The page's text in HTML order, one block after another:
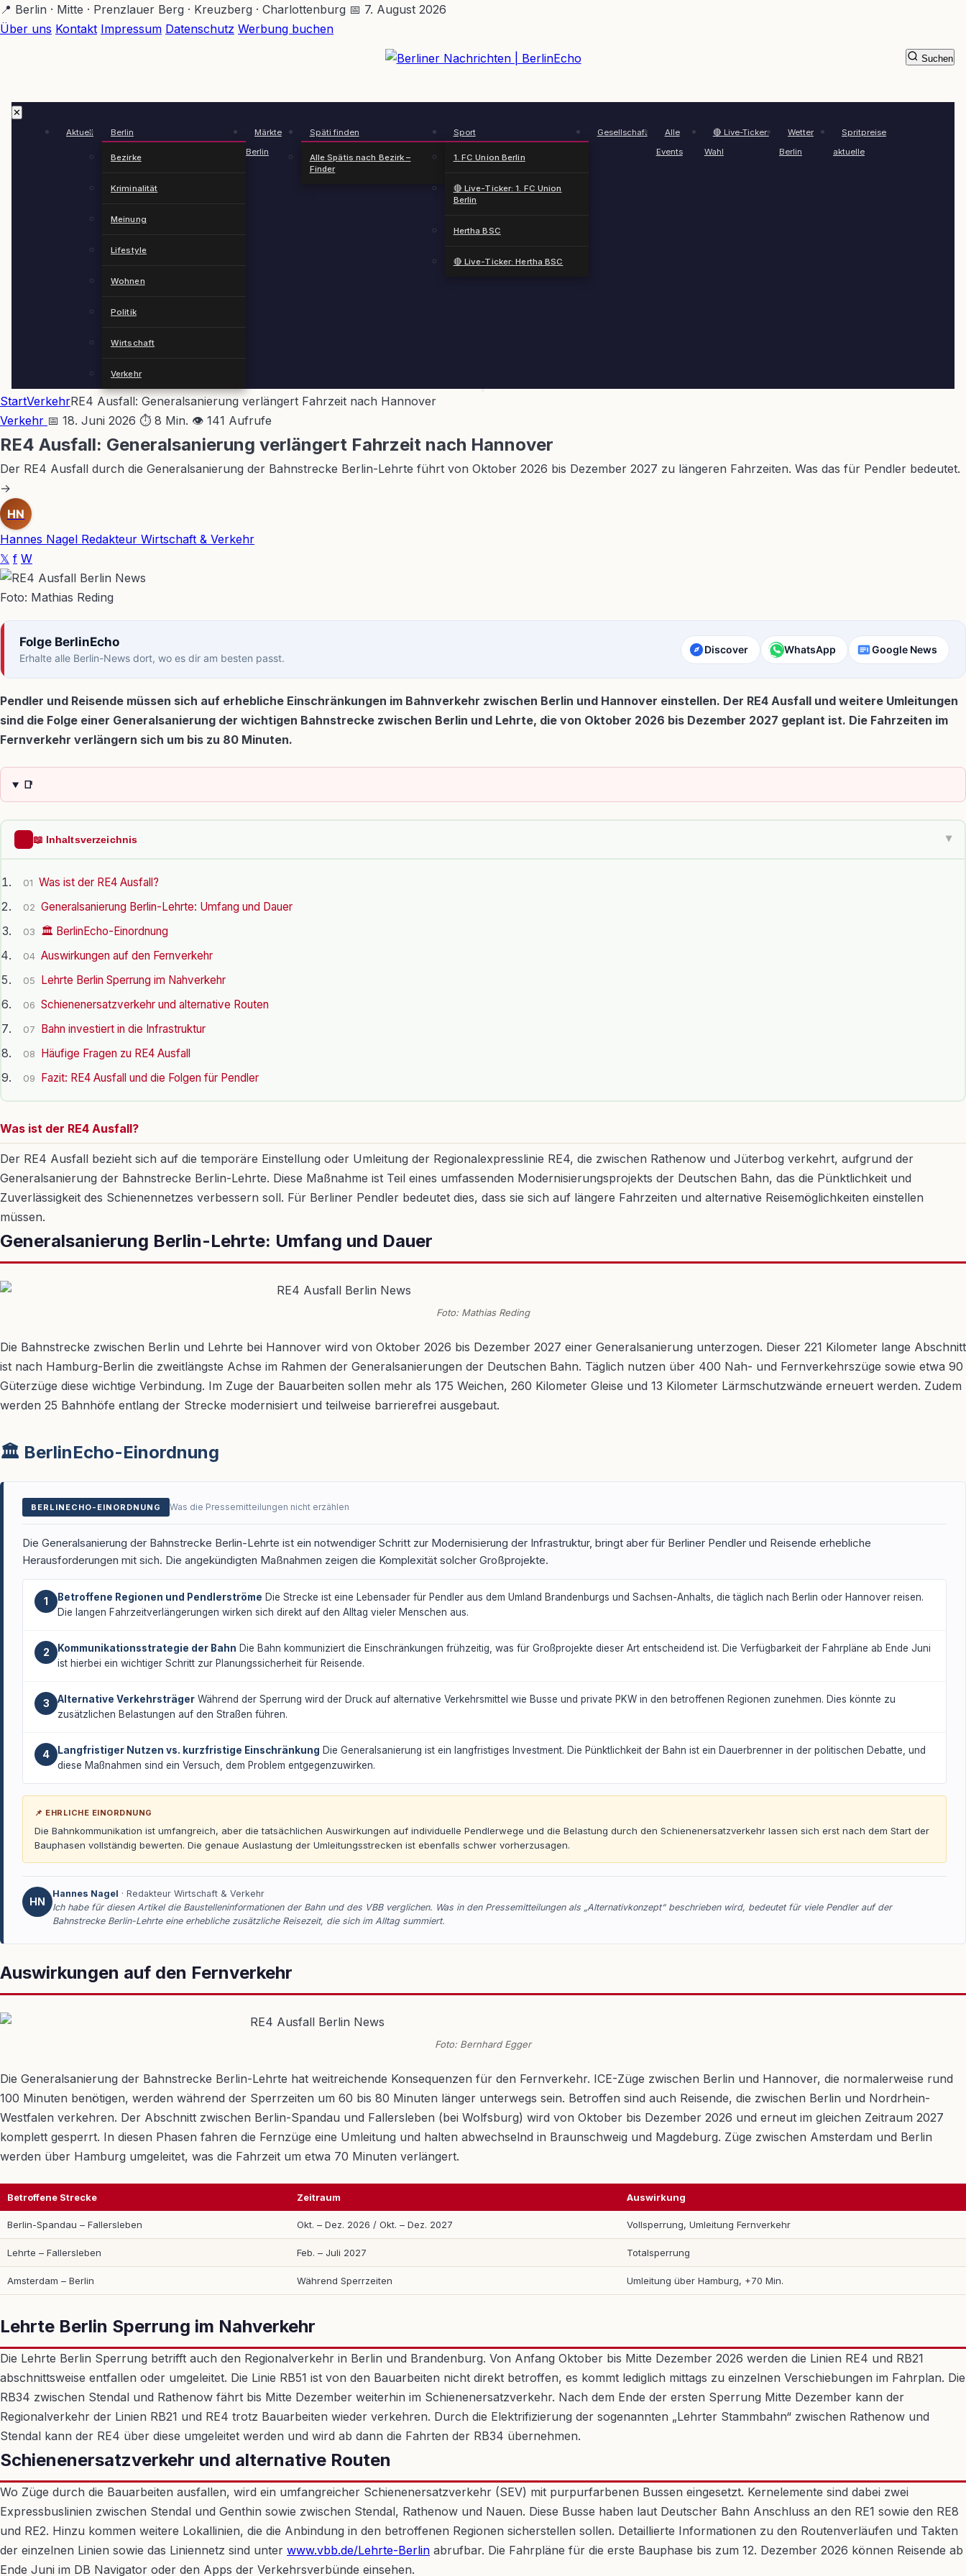
Zum
Hauptinhalt
📍 Berlin · Mitte · Prenzlauer Berg · Kreuzberg · Charlottenburg 📅 7. August 2026
Über uns Kontakt Impressum Datenschutz Werbung buchen
✕
Aktuell Berlin
Bezirke
Kriminalität
Meinung
Lifestyle
Wohnen
Politik
Wirtschaft
Verkehr
Märkte
Berlin
Späti finden
Alle Spätis nach Bezirk –
Finder
Sport
1. FC Union Berlin
🔴 Live-Ticker: 1. FC Union
Berlin
Hertha BSC
🔴 Live-Ticker: Hertha BSC
Gesellschaft
Alle
Events
🔴 Live-Ticker:
Wahl
Wetter
Berlin
Spritpreise
aktuelle
Suchen
StartVerkehrRE4 Ausfall: Generalsanierung verlängert Fahrzeit nach Hannover
Verkehr 📅 18. Juni 2026 ⏱ 8 Min. 👁 141 Aufrufe
RE4 Ausfall: Generalsanierung verlängert Fahrzeit nach Hannover
Der RE4 Ausfall durch die Generalsanierung der Bahnstrecke Berlin-Lehrte führt von Oktober 2026 bis Dezember 2027 zu längeren Fahrzeiten. Was das für Pendler bedeutet.
→
HN
Hannes Nagel Redakteur Wirtschaft & Verkehr
𝕏 f W
Foto: Mathias Reding
Folge BerlinEcho
Erhalte alle Berlin-News dort, wo es dir am besten passt.
Discover WhatsApp Google News
Pendler und Reisende müssen sich auf erhebliche Einschränkungen im Bahnverkehr zwischen Berlin und Hannover einstellen. Der RE4 Ausfall und weitere Umleitungen
sind die Folge einer Generalsanierung der wichtigen Bahnstrecke zwischen Berlin und Lehrte, die von Oktober 2026 bis Dezember 2027 geplant ist. Die Fahrzeiten im
Fernverkehr verlängern sich um bis zu 80 Minuten.
📑
📖 Inhaltsverzeichnis ▶
01 Was ist der RE4 Ausfall?
02 Generalsanierung Berlin-Lehrte: Umfang und Dauer
03 🏛️ BerlinEcho-Einordnung
04 Auswirkungen auf den Fernverkehr
05 Lehrte Berlin Sperrung im Nahverkehr
06 Schienenersatzverkehr und alternative Routen
07 Bahn investiert in die Infrastruktur
08 Häufige Fragen zu RE4 Ausfall
09 Fazit: RE4 Ausfall und die Folgen für Pendler
Was ist der RE4 Ausfall?
Der RE4 Ausfall bezieht sich auf die temporäre Einstellung oder Umleitung der Regionalexpresslinie RE4, die zwischen Rathenow und Jüterbog verkehrt, aufgrund der
Generalsanierung der Bahnstrecke Berlin-Lehrte. Diese Maßnahme ist Teil eines umfassenden Modernisierungsprojekts der Deutschen Bahn, das die Pünktlichkeit und
Zuverlässigkeit des Schienennetzes verbessern soll. Für Berliner Pendler bedeutet dies, dass sie sich auf längere Fahrzeiten und alternative Reisemöglichkeiten einstellen
müssen.
Generalsanierung Berlin-Lehrte: Umfang und Dauer
Foto: Mathias Reding
Die Bahnstrecke zwischen Berlin und Lehrte bei Hannover wird von Oktober 2026 bis Dezember 2027 einer Generalsanierung unterzogen. Dieser 221 Kilometer lange Abschnitt
ist nach Hamburg-Berlin die zweitlängste Achse im Rahmen der Generalsanierungen der Deutschen Bahn. Täglich nutzen über 400 Nah- und Fernverkehrszüge sowie etwa 90
Güterzüge diese wichtige Verbindung. Im Zuge der Bauarbeiten sollen mehr als 175 Weichen, 260 Kilometer Gleise und 13 Kilometer Lärmschutzwände erneuert werden. Zudem
werden 25 Bahnhöfe entlang der Strecke modernisiert und teilweise barrierefrei ausgebaut.
🏛️ BerlinEcho-Einordnung
BERLINECHO-EINORDNUNG Was die Pressemitteilungen nicht erzählen
Die Generalsanierung der Bahnstrecke Berlin-Lehrte ist ein notwendiger Schritt zur Modernisierung der Infrastruktur, bringt aber für Berliner Pendler und Reisende erhebliche
Herausforderungen mit sich. Die angekündigten Maßnahmen zeigen die Komplexität solcher Großprojekte.
1 Betroffene Regionen und Pendlerströme Die Strecke ist eine Lebensader für Pendler aus dem Umland Brandenburgs und Sachsen-Anhalts, die täglich nach Berlin oder Hannover reisen.
Die langen Fahrzeitverlängerungen wirken sich direkt auf den Alltag vieler Menschen aus.
2 Kommunikationsstrategie der Bahn Die Bahn kommuniziert die Einschränkungen frühzeitig, was für Großprojekte dieser Art entscheidend ist. Die Verfügbarkeit der Fahrpläne ab Ende Juni
ist hierbei ein wichtiger Schritt zur Planungssicherheit für Reisende.
3 Alternative Verkehrsträger Während der Sperrung wird der Druck auf alternative Verkehrsmittel wie Busse und private PKW in den betroffenen Regionen zunehmen. Dies könnte zu
zusätzlichen Belastungen auf den Straßen führen.
4 Langfristiger Nutzen vs. kurzfristige Einschränkung Die Generalsanierung ist ein langfristiges Investment. Die Pünktlichkeit der Bahn ist ein Dauerbrenner in der politischen Debatte, und
diese Maßnahmen sind ein Versuch, dem Problem entgegenzuwirken.
📌 EHRLICHE EINORDNUNG
Die Bahnkommunikation ist umfangreich, aber die tatsächlichen Auswirkungen auf individuelle Pendlerwege und die Belastung durch den Schienenersatzverkehr lassen sich erst nach dem Start der
Bauphasen vollständig bewerten. Die genaue Auslastung der Umleitungsstrecken ist ebenfalls schwer vorherzusagen.
HN
Hannes Nagel · Redakteur Wirtschaft & Verkehr
Ich habe für diesen Artikel die Baustelleninformationen der Bahn und des VBB verglichen. Was in den Pressemitteilungen als „Alternativkonzept“ beschrieben wird, bedeutet für viele Pendler auf der
Bahnstrecke Berlin-Lehrte eine erhebliche zusätzliche Reisezeit, die sich im Alltag summiert.
Auswirkungen auf den Fernverkehr
Foto: Bernhard Egger
Die Generalsanierung der Bahnstrecke Berlin-Lehrte hat weitreichende Konsequenzen für den Fernverkehr. ICE-Züge zwischen Berlin und Hannover, die normalerweise rund
100 Minuten benötigen, werden während der Sperrzeiten um 60 bis 80 Minuten länger unterwegs sein. Betroffen sind auch Reisende, die zwischen Berlin und Nordrhein-
Westfalen verkehren. Der Abschnitt zwischen Berlin-Spandau und Fallersleben (bei Wolfsburg) wird von Oktober bis Dezember 2026 und erneut im gleichen Zeitraum 2027
komplett gesperrt. In diesen Phasen fahren die Fernzüge eine Umleitung und halten abwechselnd in Braunschweig und Magdeburg. Züge zwischen Amsterdam und Berlin
werden über Hamburg umgeleitet, was die Fahrzeit um etwa 70 Minuten verlängert.
Betroffene Strecke Zeitraum Auswirkung
Berlin-Spandau – Fallersleben Okt. – Dez. 2026 / Okt. – Dez. 2027 Vollsperrung, Umleitung Fernverkehr
Lehrte – Fallersleben Feb. – Juli 2027 Totalsperrung
Amsterdam – Berlin Während Sperrzeiten Umleitung über Hamburg, +70 Min.
Lehrte Berlin Sperrung im Nahverkehr
Die Lehrte Berlin Sperrung betrifft auch den Regionalverkehr in Berlin und Brandenburg. Von Anfang Oktober bis Mitte Dezember 2026 werden die Linien RE4 und RB21
abschnittsweise entfallen oder umgeleitet. Die Linie RB51 ist von den Bauarbeiten nicht direkt betroffen, es kommt lediglich mittags zu einzelnen Verschiebungen im Fahrplan. Die
RB34 zwischen Stendal und Rathenow fährt bis Mitte Dezember weiterhin im Schienenersatzverkehr. Nach dem Ende der ersten Sperrung Mitte Dezember kann der
Regionalverkehr der Linien RB21 und RE4 trotz Bauarbeiten wieder verkehren. Durch die Elektrifizierung der sogenannten „Lehrter Stammbahn“ zwischen Rathenow und
Stendal kann der RE4 über diese umgeleitet werden und wird ab dann die Fahrten der RB34 übernehmen.
Schienenersatzverkehr und alternative Routen
Wo Züge durch die Bauarbeiten ausfallen, wird ein umfangreicher Schienenersatzverkehr (SEV) mit purpurfarbenen Bussen eingesetzt. Kernelemente sind dabei zwei
Expressbuslinien zwischen Stendal und Genthin sowie zwischen Stendal, Rathenow und Nauen. Diese Busse haben laut Deutscher Bahn Anschluss an den RE1 sowie den RE8
und RE2. Hinzu kommen weitere Lokallinien, die die Anbindung in den betroffenen Regionen sicherstellen sollen. Detaillierte Informationen zu den Routenverläufen und Takten
der einzelnen Linien sowie das Liniennetz sind unter www.vbb.de/Lehrte-Berlin abrufbar. Die Fahrpläne für die erste Bauphase bis zum 12. Dezember 2026 können Reisende ab
Ende Juni im DB Navigator oder den Apps der Verkehrsverbünde einsehen.